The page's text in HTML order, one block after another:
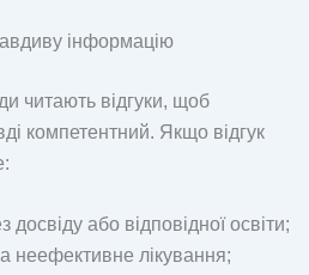
інформацію
читають відгуки, щоб
компетентний. Якщо відгук
досвіду або відповідної освіти;
неефективне лікування;